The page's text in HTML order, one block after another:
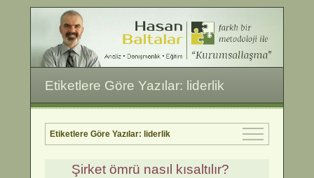
Etiketlere Göre Yazılar: liderlik
Etiketlere Göre Yazılar: liderlik
Şirket ömrü nasıl kısaltılır?